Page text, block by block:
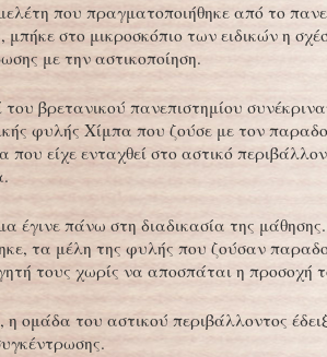
που πραγματοποιήθηκε από το
μπήκε στο μικροσκόπιο των ειδικών η
με την αστικοποίηση.
του βρετανικού πανεπιστημίου
φυλής Χίμπα που ζούσε με τον
που είχε ενταχθεί στο αστικό
έγινε πάνω στη διαδικασία της
τα μέλη της φυλής που ζούσαν
τους χωρίς να αποσπάται η προσοχή
η ομάδα του αστικού περιβάλλοντος